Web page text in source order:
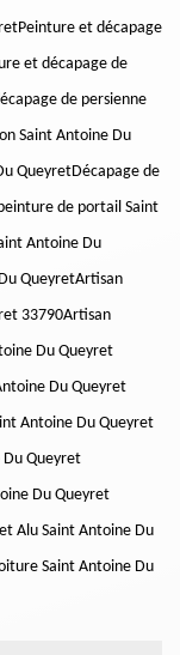
Peinture et décapage
et décapage de
de persienne
Saint Antoine Du
QueyretDécapage de
de portail Saint
Antoine Du
QueyretArtisan
33790Artisan
Du Queyret
Du Queyret
Antoine Du Queyret
Queyret
Du Queyret
Alu Saint Antoine Du
Saint Antoine Du